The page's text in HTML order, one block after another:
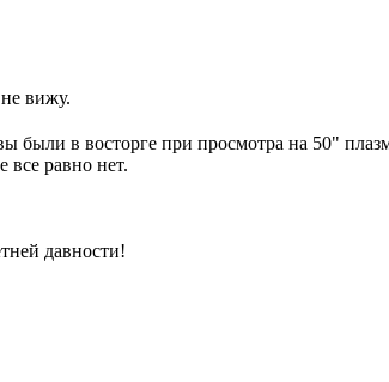
вижу.
были в восторге при просмотра на 50"
равно нет.
давности!